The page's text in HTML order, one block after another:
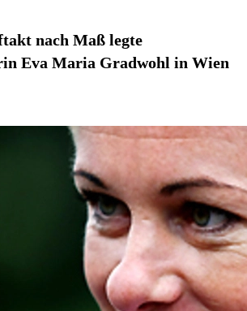
nach Maß legte
Eva Maria Gradwohl in Wien